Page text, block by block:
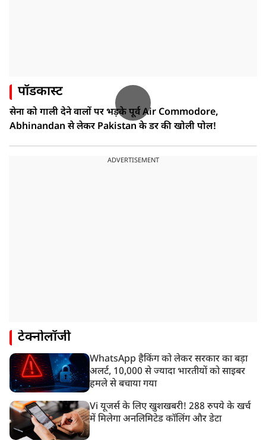
पॉडकास्ट
सेना को गाली देने वालों पर भड़के पूर्व Air Commodore,
Abhinandan से लेकर Pakistan के डर की खोली पोल!
ADVERTISEMENT
टेक्नोलॉजी
WhatsApp हैकिंग को लेकर सरकार का बड़ा
अलर्ट, 10,000 से ज्यादा भारतीयों को साइबर
हमले से बचाया गया
Vi यूजर्स के लिए खुशखबरी! 288 रुपये के खर्च
में मिलेगा अनलिमिटेड कॉलिंग और डेटा